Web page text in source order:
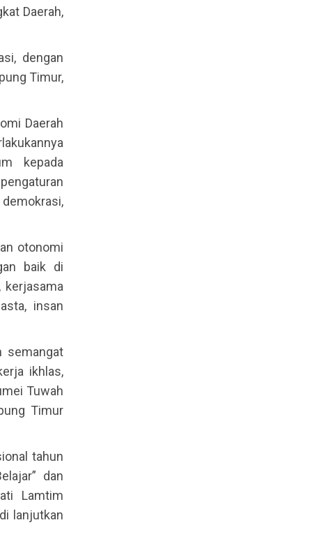
Daerah,
dengan
Timur,
Daerah
kepada
otonomi
baik di
kerjasama
insan
semangat
ikhlas,
Tuwah
Timur
tahun
dan
Lamtim
lanjutkan